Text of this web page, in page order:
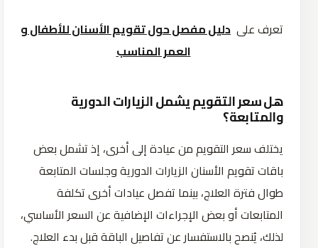
تعرف على دليل مفصل حول تقويم الأسنان للأطفال و
العمر المناسب
هل سعر التقويم يشمل الزيارات الدورية
والمتابعة؟
يختلف سعر التقويم من عيادة إلى أخرى، إذ تشمل بعض
باقات تقويم الأسنان الزيارات الدورية وجلسات المتابعة
طوال فترة العلاج، بينما تفصل عيادات أخرى تكلفة
المتابعات أو بعض الإجراءات الإضافية عن السعر الأساسي،
لذلك، يُنصح بالاستفسار عن تفاصيل الباقة قبل بدء العلاج.